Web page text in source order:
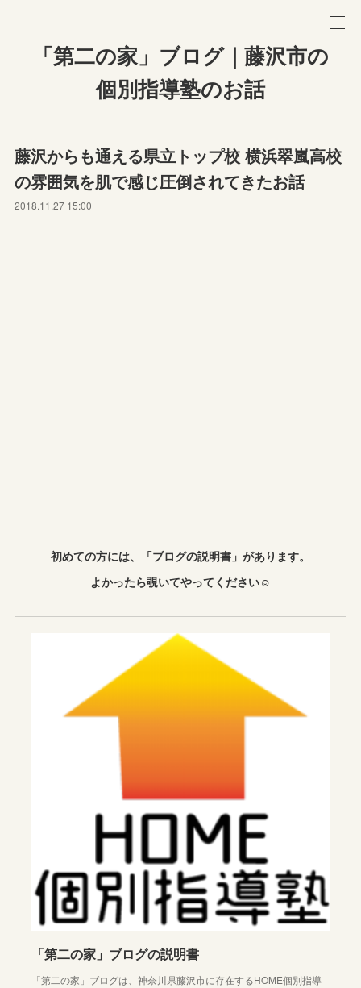
「第二の家」ブログ｜藤沢市の
個別指導塾のお話
藤沢からも通える県立トップ校 横浜翠嵐高校
の雰囲気を肌で感じ圧倒されてきたお話
2018.11.27 15:00
初めての方には、「ブログの説明書」があります。
よかったら覗いてやってください☺︎
「第二の家」ブログの説明書
「第二の家」ブログは、神奈川県藤沢市に存在するHOME個別指導